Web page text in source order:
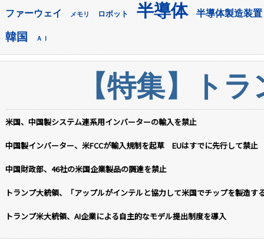
ファーウェイ メモリ ロボット 半導体 半導体製造装置
韓国 ＡＩ
【特集】ト
米国、中国製システム連系用インバーターの輸入を禁止
中国製インバーター、米FCCが輸入規制を起草 EUはすでに先行して禁止
中国財政部、46社の米国企業製品の調達を禁止
トランプ大統領、「アップルがインテルと協力して米国でチップを製造す
トランプ米大統領、AI企業による自主的なモデル提出制度を導入